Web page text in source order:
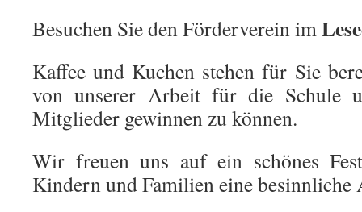
Besuchen Sie den Förderverein im
Kaffee und Kuchen stehen für Sie
von unserer Arbeit für die Schule
Mitglieder gewinnen zu können.
Wir freuen uns auf ein schönes
Kindern und Familien eine besinnliche